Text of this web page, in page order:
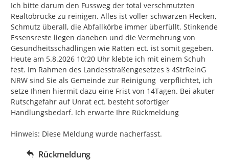
Ich bitte darum den Fussweg der total verschmutzten
Realtobrücke zu reinigen. Alles ist voller schwarzen Flecken,
Schmutz überall, die Abfallkörbe immer überfüllt. Stinkende
Essensreste liegen daneben und die Vermehrung von
Gesundheitsschädlingen wie Ratten ect. ist somit gegeben.
Heute am 5.8.2026 10:20 Uhr klebte ich mit einem Schuh
fest. Im Rahmen des Landesstraßengesetzes § 4StrReinG
NRW sind Sie als Gemeinde zur Reinigung  verpflichtet, ich
setze Ihnen hiermit dazu eine Frist von 14Tagen. Bei akuter
Rutschgefahr auf Unrat ect. besteht sofortiger
Handlungsbedarf. Ich erwarte Ihre Rückmeldung
Hinweis: Diese Meldung wurde nacherfasst.
Rückmeldung